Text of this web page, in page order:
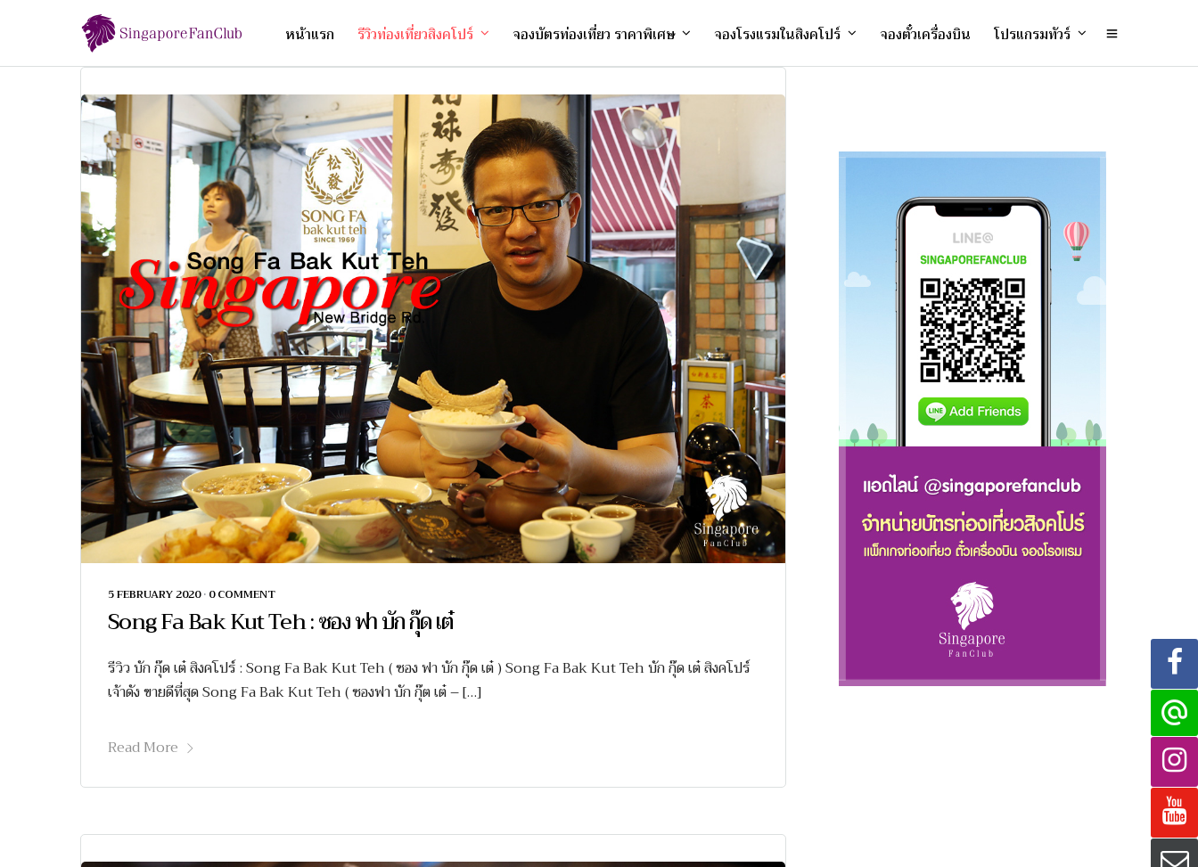
หน้าแรก รีวิวท่องเที่ยวสิงคโปร์ จองบัตรท่องเที่ยว ราคาพิเศษ จองโรงแรมในสิงคโปร์ จองตั๋วเครื่องบิน โปรแกรมทัวร์
5 FEBRUARY 2020 • 0 COMMENT
Song Fa Bak Kut Teh : ซอง ฟา บัก กุ๊ด เต๋
รีวิว บัก กุ๊ด เต๋ สิงคโปร์ : Song Fa Bak Kut Teh ( ซอง ฟา บัก กุ๊ด เต๋ ) Song Fa Bak Kut Teh บัก กุ๊ด เต๋ สิงคโปร์
เจ้าดัง ขายดีที่สุด Song Fa Bak Kut Teh ( ซองฟา บัก กุ๊ต เต๋ – […]
Read More